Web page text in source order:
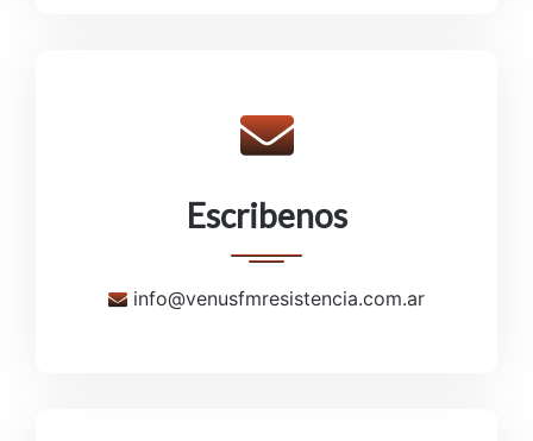
Escribenos
info@venusfmresistencia.com.ar